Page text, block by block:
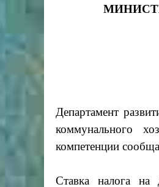
Департамент
коммунального
компетенции
Ставка налога на